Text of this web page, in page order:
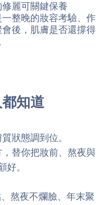
麗可關鍵保養
整晚的妝容考驗、作
後，肌膚是否還撐得
知道
狀態調到位。
替你把妝前、熬夜與
好。
熬夜不爛臉、年末聚